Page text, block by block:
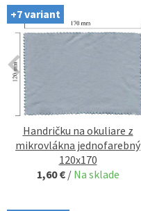
+7 variant
Handričku na okuliare z
mikrovlákna jednofarebný
120x170
1,60 € / Na sklade